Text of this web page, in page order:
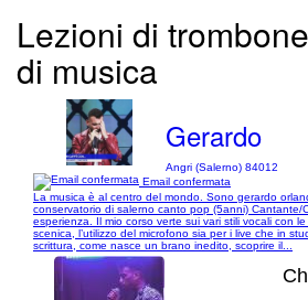
Lezioni di
di musica
Gerardo
Angri (Salerno) 84012
Email confermata
La musica è al centro del mondo. Sono gerardo
conservatorio di salerno canto pop (5anni) Cantante/
esperienza. Il mio corso verte sui vari stili vocali con
scenica, l’utilizzo del microfono sia per i live che in
scrittura, come nasce un brano inedito, scoprire il...